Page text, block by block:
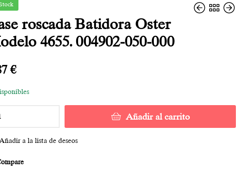
roscada Batidora Oster
4655. 004902-050-000
€
Añadir al carrito
Añadir a la lista de deseos